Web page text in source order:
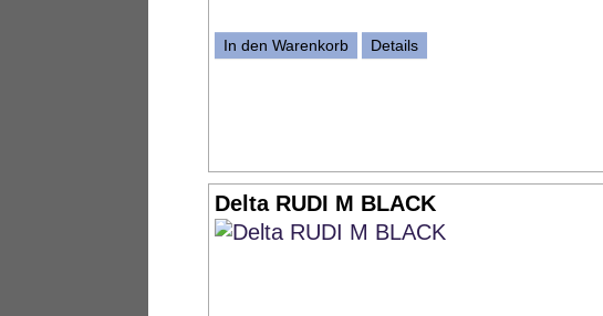
In den Warenkorb Details
Delta RUDI M BLACK